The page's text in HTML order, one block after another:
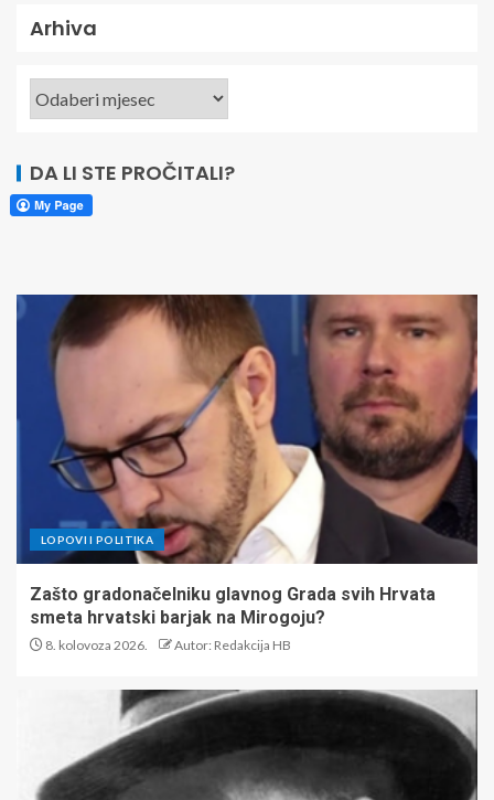
Arhiva
DA LI STE PROČITALI?
LOPOVI I POLITIKA
Zašto gradonačelniku glavnog Grada svih Hrvata
smeta hrvatski barjak na Mirogoju?
8. kolovoza 2026. Autor: Redakcija HB